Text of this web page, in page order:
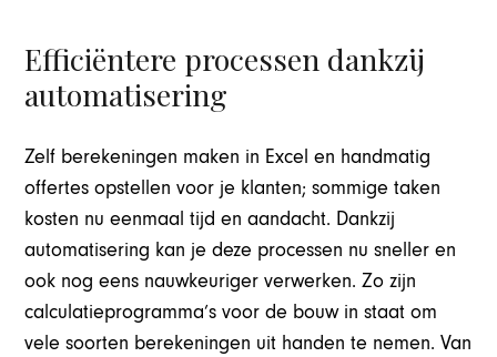
Efficiëntere processen dankzij
automatisering
Zelf berekeningen maken in Excel en handmatig
offertes opstellen voor je klanten; sommige taken
kosten nu eenmaal tijd en aandacht. Dankzij
automatisering kan je deze processen nu sneller en
ook nog eens nauwkeuriger verwerken. Zo zijn
calculatieprogramma’s voor de bouw in staat om
vele soorten berekeningen uit handen te nemen. Van